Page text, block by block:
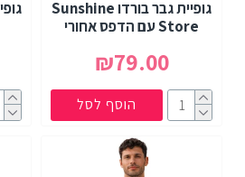
גופיית גבר בורדו Sunshine
Store עם הדפס אחורי
₪79.00
הוסף לסל